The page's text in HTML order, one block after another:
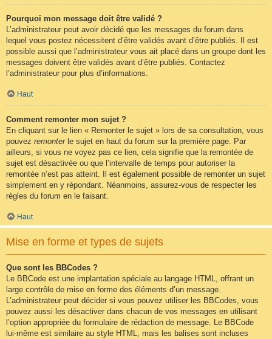
Pourquoi mon message doit être validé ?
L’administrateur peut avoir décidé que les messages du forum dans
lequel vous postez nécessitent d’être validés avant d’être publiés. Il est
possible aussi que l’administrateur vous ait placé dans un groupe dont les
messages doivent être validés avant d’être publiés. Contactez
l’administrateur pour plus d’informations.
Haut
Comment remonter mon sujet ?
En cliquant sur le lien « Remonter le sujet » lors de sa consultation, vous
pouvez remonterle sujet en haut du forum sur la première page. Par
ailleurs, si vous ne voyez pas ce lien, cela signifie que la remontée de
sujet est désactivée ou que l’intervalle de temps pour autoriser la
remontée n’est pas atteint. Il est également possible de remonter un sujet
simplement en y répondant. Néanmoins, assurez-vous de respecter les
règles du forum en le faisant.
Haut
Mise en forme et types de sujets
Que sont les BBCodes ?
Le BBCode est une implantation spéciale au langage HTML, offrant un
large contrôle de mise en forme des éléments d’un message.
L’administrateur peut décider si vous pouvez utiliser les BBCodes, vous
pouvez aussi les désactiver dans chacun de vos messages en utilisant
l’option appropriée du formulaire de rédaction de message. Le BBCode
lui-même est similaire au style HTML, mais les balises sont incluses